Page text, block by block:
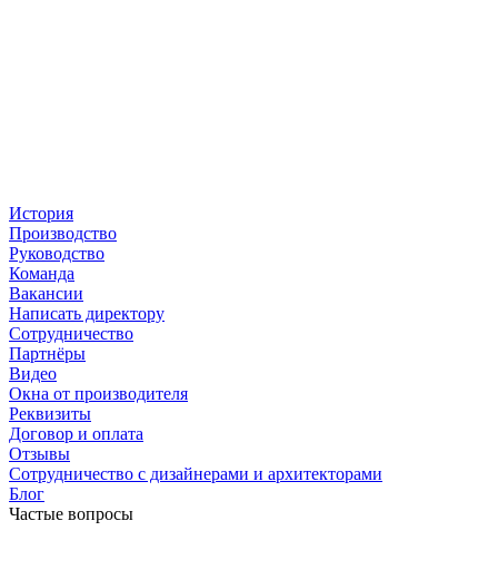
История
Производство
Руководство
Команда
Вакансии
Написать директору
Сотрудничество
Партнёры
Видео
Окна от производителя
Реквизиты
Договор и оплата
Отзывы
Сотрудничество с дизайнерами и архитекторами
Блог
Частые вопросы